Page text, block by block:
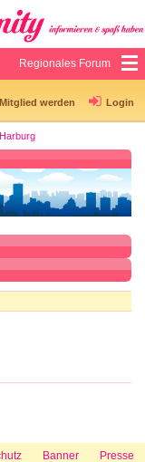
Regionales Forum
werden Login
Harburg
Banner Presse